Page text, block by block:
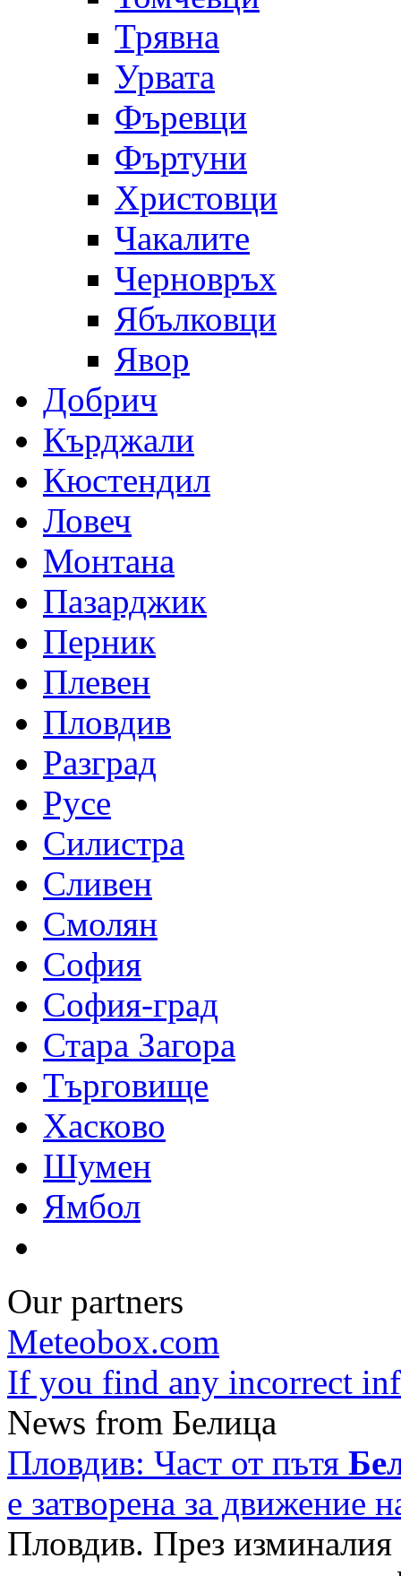
Трявна
Урвата
Фъревци
Фъртуни
Христовци
Чакалите
Черновръх
Ябълковци
Явор
Добрич
Кърджали
Кюстендил
Ловеч
Монтана
Пазарджик
Перник
Плевен
Пловдив
Разград
Русе
Силистра
Сливен
Смолян
София
София-град
Стара Загора
Търговище
Хасково
Шумен
Ямбол
Our partners
Meteobox.com
If you find any incorrect
News from Белица
Пловдив: Част от пътя
е затворена за движение
Пловдив. През изминалия